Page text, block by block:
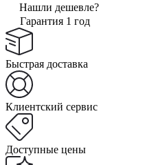
Нашли дешевле?
Гарантия 1 год
Быстрая доставка
Клиентский сервис
Доступные цены